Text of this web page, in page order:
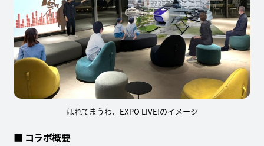
ほれてまうわ、EXPO LIVE!のイメージ
■ コラボ概要